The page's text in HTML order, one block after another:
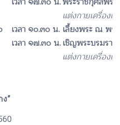
แต่งกายเครื่อง
เวลา ๑๐.๓๐ น. เลี้ยงพระ ณ พร
เวลา ๑๗.๓๐ น.เชิญพระบรมรา
แต่งกายเครื่อง
”